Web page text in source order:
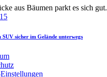
sicher im Gelände unterwegs